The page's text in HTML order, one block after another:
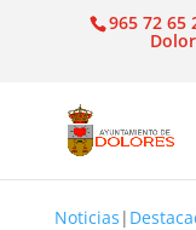
965 72 65
Noticias |